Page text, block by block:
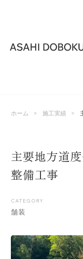
ホーム > 施工実績 >
主要地方道
整備工事
CATEGORY
舗装